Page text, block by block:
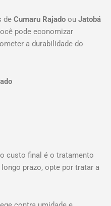
de Cumaru Rajado ou Jatobá
pode economizar
a durabilidade do
custo final é o tratamento
prazo, opte por tratar a